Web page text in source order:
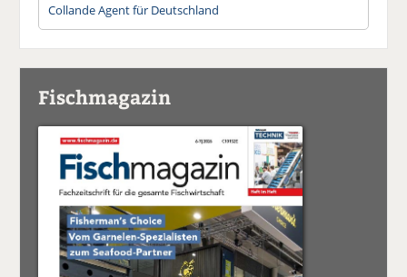
Collande Agent für Deutschland
Fischmagazin